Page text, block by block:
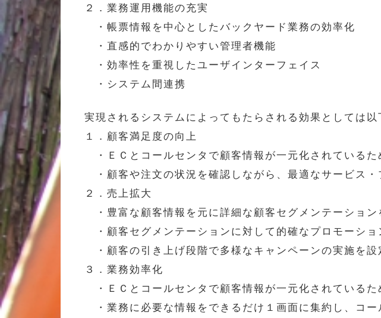
２．業務運用機能の充実
・帳票情報を中心としたバックヤード業務の効率化
・直感的でわかりやすい管理者機能
・効率性を重視したユーザインターフェイス
・システム間連携
実現されるシステムによってもたらされる効果としては以
１．顧客満足度の向上
・ＥＣとコールセンタで顧客情報が一元化されている
・顧客や注文の状況を確認しながら、最適なサービス
２．売上拡大
・豊富な顧客情報を元に詳細な顧客セグメンテーション
・顧客セグメンテーションに対して的確なプロモーショ
・顧客の引き上げ段階で多様なキャンペーンの実施を設
３．業務効率化
・ＥＣとコールセンタで顧客情報が一元化されている
・業務に必要な情報をできるだけ１画面に集約し、コ